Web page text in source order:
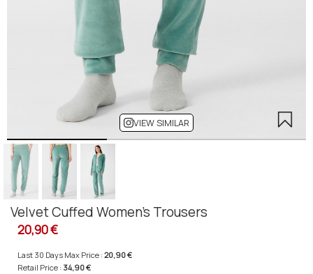
VIEW SIMILAR
Velvet Cuffed Women's Trousers
20,90 €
Last 30 Days Max Price :20,90 €
Retail Price : 34,90 €